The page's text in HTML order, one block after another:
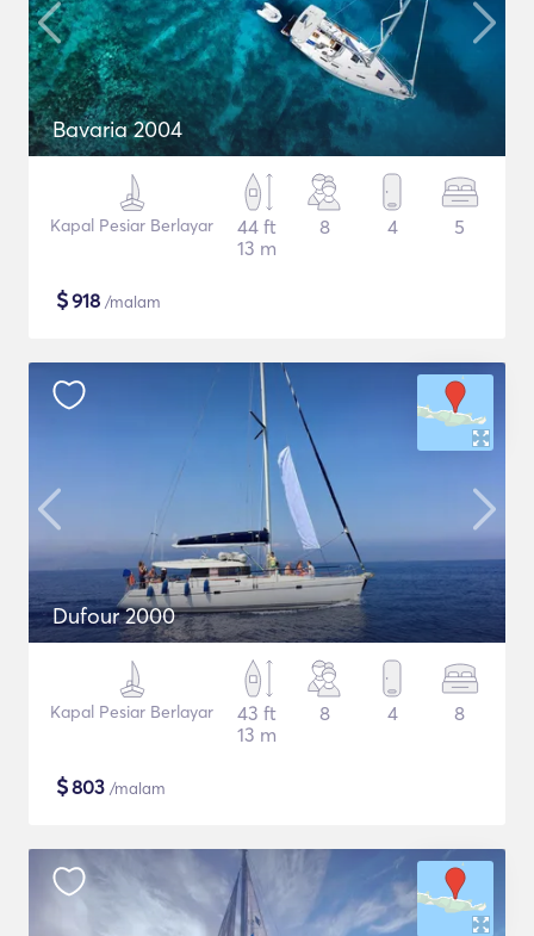
Bavaria 2004
Kapal Pesiar Berlayar
44 ft
13 m
8 4 5
$918 /malam
Dufour 2000
Kapal Pesiar Berlayar
43 ft
13 m
8 4 8
$803 /malam